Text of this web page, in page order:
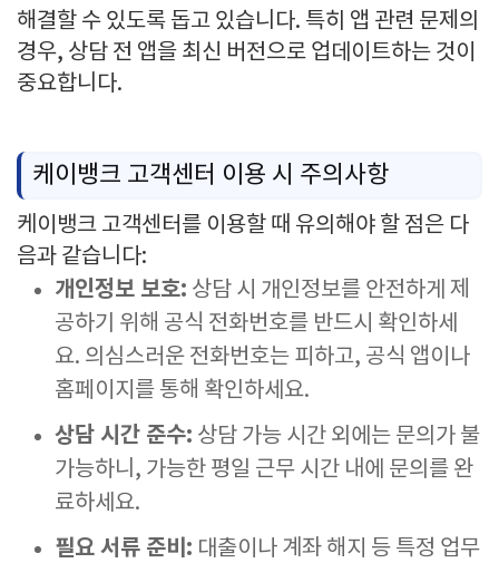
해결할 수 있도록 돕고 있습니다. 특히 앱 관련 문제의
경우, 상담 전 앱을 최신 버전으로 업데이트하는 것이
중요합니다.
케이뱅크 고객센터 이용 시 주의사항
케이뱅크 고객센터를 이용할 때 유의해야 할 점은 다
음과 같습니다:
개인정보 보호: 상담 시 개인정보를 안전하게 제
공하기 위해 공식 전화번호를 반드시 확인하세
요. 의심스러운 전화번호는 피하고, 공식 앱이나
홈페이지를 통해 확인하세요.
상담 시간 준수: 상담 가능 시간 외에는 문의가 불
가능하니, 가능한 평일 근무 시간 내에 문의를 완
료하세요.
필요 서류 준비: 대출이나 계좌 해지 등 특정 업무